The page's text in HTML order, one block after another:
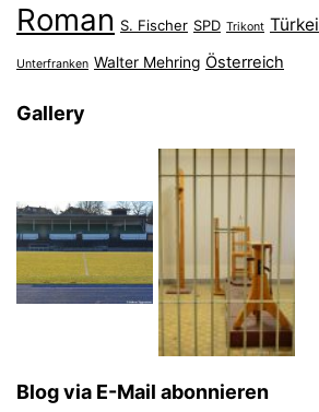
Roman S. Fischer SPD Trikont Türkei
Unterfranken Walter Mehring Österreich
Gallery
Blog via E-Mail abonnieren